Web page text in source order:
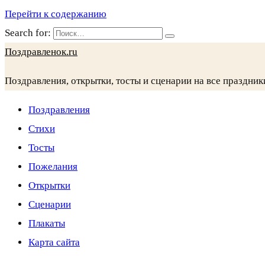
Перейти к содержанию
Search for:
Поздравленок.ru
Поздравления, открытки, тосты и сценарии на все
Поздравления
Стихи
Тосты
Пожелания
Открытки
Сценарии
Плакаты
Карта сайта